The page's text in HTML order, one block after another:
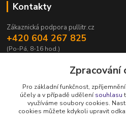
Kontakty
Zákaznická podpora pullitr.cz
+420 604 267 825
(Po-Pá, 8-16 hod.)
Zpracování
Pro základní funkčnost,
účely a v případě udělenísouhlasu
využíváme soubory cookies.
cookies můžete kdykoli upravit